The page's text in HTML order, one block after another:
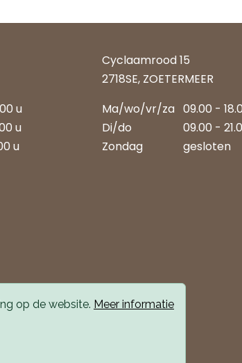
u
u
u
Cyclaamrood 15
2718SE, ZOETERMEER
Ma/wo/vr/za 09.00 -
Di/do
09.00 -
Zondag
gesloten
op de website. Meer informatie